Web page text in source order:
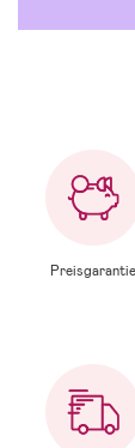
Preisgarantie